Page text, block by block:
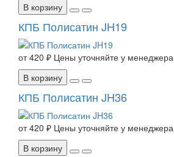
В корзину
КПБ Полисатин JH19
от 420 ₽ Цены уточняйте у менеджера
В корзину
КПБ Полисатин JH36
от 420 ₽ Цены уточняйте у менеджера
В корзину